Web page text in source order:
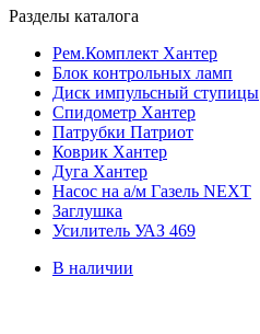
Разделы каталога
Рем.Комплект Хантер
Блок контрольных ламп
Диск импульсный ступицы
Спидометр Хантер
Патрубки Патриот
Коврик Хантер
Дуга Хантер
Насос на а/м Газель NEXT
Заглушка
Усилитель УАЗ 469
В наличии